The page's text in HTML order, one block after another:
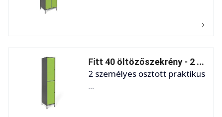
Fitt 40 öltözőszekrény - 2 ...
2 személyes osztott praktikus
...